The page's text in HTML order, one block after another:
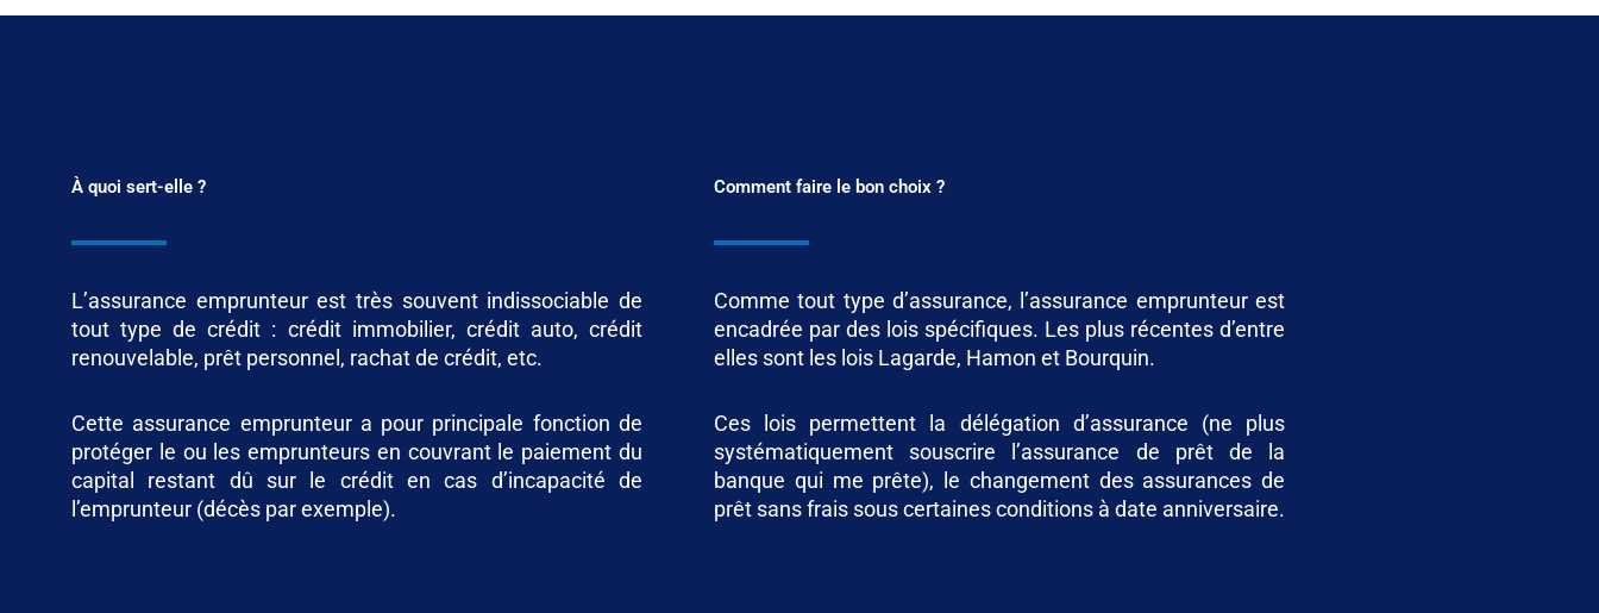
À quoi sert-elle ?
L’assurance emprunteur est très souvent indissociable de
tout type de crédit : crédit immobilier, crédit auto, crédit
renouvelable, prêt personnel, rachat de crédit, etc.
Cette assurance emprunteur a pour principale fonction de
protéger le ou les emprunteurs en couvrant le paiement du
capital restant dû sur le crédit en cas d’incapacité de
l’emprunteur (décès par exemple).
Comment faire le bon choix ?
Comme tout type d’assurance, l’assurance emprunteur est
encadrée par des lois spécifiques. Les plus récentes d’entre
elles sont les lois Lagarde, Hamon et Bourquin.
Ces lois permettent la délégation d’assurance (ne plus
systématiquement souscrire l’assurance de prêt de la
banque qui me prête), le changement des assurances de
prêt sans frais sous certaines conditions à date anniversaire.